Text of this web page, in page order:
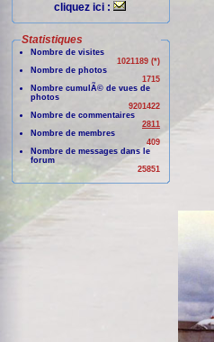
cliquez ici :
Statistiques
Nombre de visites
1021189 (*)
Nombre de photos
1715
Nombre cumulÃ© de vues de
photos
9201422
Nombre de commentaires
2811
Nombre de membres
409
Nombre de messages dans le
forum
25851